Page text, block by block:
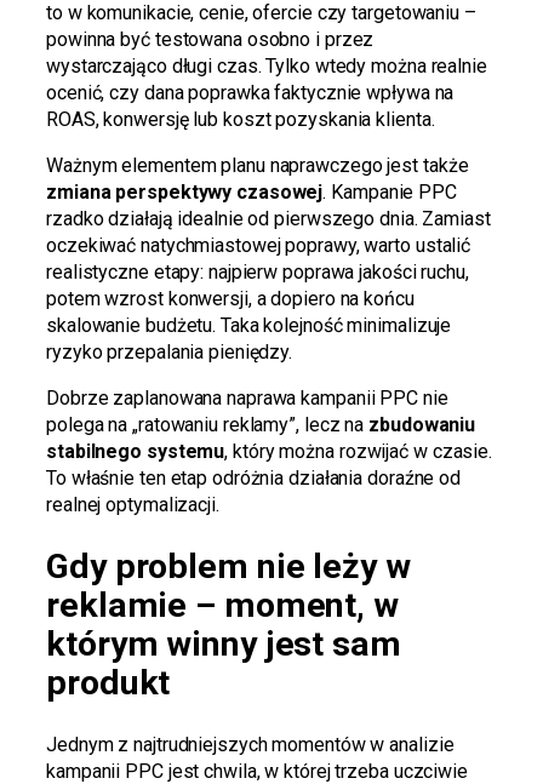
to w komunikacie, cenie, ofercie czy targetowaniu –
powinna być testowana osobno i przez
wystarczająco długi czas. Tylko wtedy można realnie
ocenić, czy dana poprawka faktycznie wpływa na
ROAS, konwersję lub koszt pozyskania klienta.
Ważnym elementem planu naprawczego jest także
zmiana perspektywy czasowej. Kampanie PPC
rzadko działają idealnie od pierwszego dnia. Zamiast
oczekiwać natychmiastowej poprawy, warto ustalić
realistyczne etapy: najpierw poprawa jakości ruchu,
potem wzrost konwersji, a dopiero na końcu
skalowanie budżetu. Taka kolejność minimalizuje
ryzyko przepalania pieniędzy.
Dobrze zaplanowana naprawa kampanii PPC nie
polega na „ratowaniu reklamy”, lecz na zbudowaniu
stabilnego systemu, który można rozwijać w czasie.
To właśnie ten etap odróżnia działania doraźne od
realnej optymalizacji.
Gdy problem nie leży w
reklamie – moment, w
którym winny jest sam
produkt
Jednym z najtrudniejszych momentów w analizie
kampanii PPC jest chwila, w której trzeba uczciwie